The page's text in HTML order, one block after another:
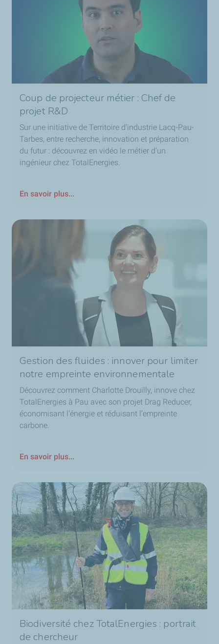
Coup de projecteur métier : Chef de
projet R&D
Sur une initiative de Territoire d'industrie Lacq-Pau-
Tarbes, entre recherche, innovation et préparation
du futur : découvrez en vidéo le métier d’un
ingénieur chez TotalEnergies.
En savoir plus...
Gestion des fluides : innover pour limiter
notre empreinte environnementale
Découvrez comment Charlotte Drouilly, innove chez
TotalEnergies à Pau avec son projet Drag Reducer,
économisant l’énergie et réduisant l’empreinte
carbone.
En savoir plus...
Biodiversité chez TotalEnergies : portrait
de chercheur